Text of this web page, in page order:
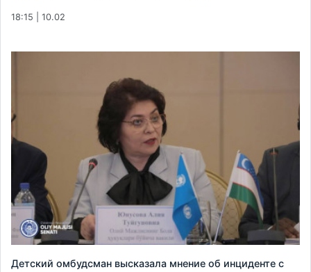
18:15 | 10.02
Детский омбудсман высказала мнение об инциденте с